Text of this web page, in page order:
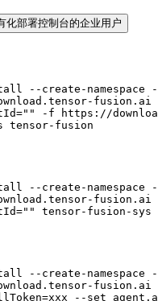
化部署控制台的企业用户
--create-namespace
fusion.ai
-f https://
tensor-fusion
--create-namespace
fusion.ai
tensor-fusion-sys
--create-namespace
fusion.ai
--set